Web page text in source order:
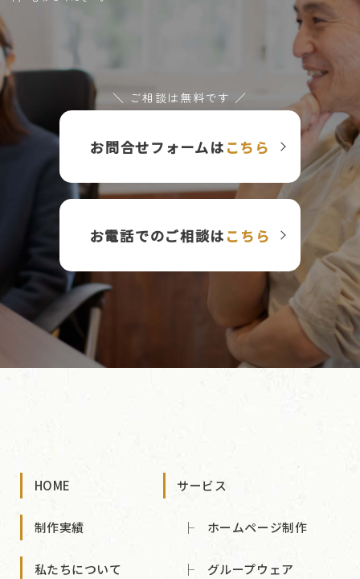
＼ ご相談は無料です ／
お問合せフォームは こちら
お電話でのご相談は こちら
HOME
制作実績
私たちについて
サービス
ホームページ制作
グループウェア